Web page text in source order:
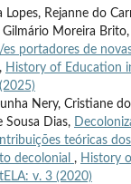
Lopes, Rejanne do
Gilmário Moreira Brito,
es portadores de
, History of Education
Nery, Cristiane
Sousa Dias,
teóricas
decolonial , History
v. 3 (2020)